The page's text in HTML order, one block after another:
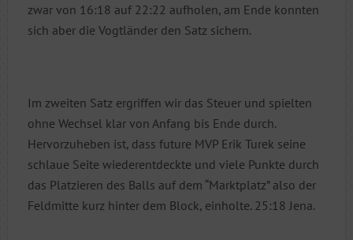
zwar von 16:18 auf 22:22 aufholen, am Ende konnten
sich aber die Vogtländer den Satz sichern.
Im zweiten Satz ergriffen wir das Steuer und spielten
ohne Wechsel klar von Anfang bis Ende durch.
Hervorzuheben ist, dass future MVP Erik Turek seine
schlaue Seite wiederentdeckte und viele Punkte durch
das Platzieren des Balls auf dem “Marktplatz” also der
Feldmitte kurz hinter dem Block, einholte. 25:18 Jena.